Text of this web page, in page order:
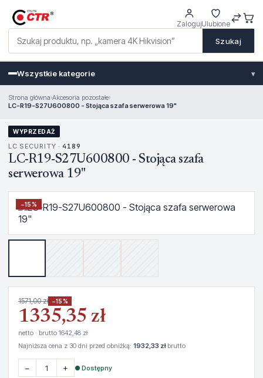
Szukaj
ZalogujUlubione
Wszystkie kategorie ▾
Strona główna›Akcesoria pozostałe›
LC-R19-S27U600800 - Stojąca szafa serwerowa 19"
WYPRZEDAŻ
LC SECURITY · 4189
LC-R19-S27U600800 - Stojąca szafa
serwerowa 19"
−15%
1571,00 zł −15%
1335,35 zł
netto · brutto 1642,48 zł
Najniższa cena z 30 dni przed obniżką: 1932,33 złbrutto
− + ● Dostępny